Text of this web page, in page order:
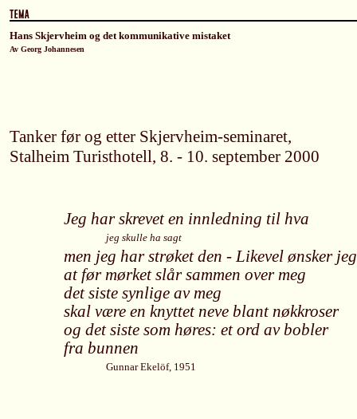
Hans Skjervheim og det kommunikative mistaket
Av Georg Johannesen
Tanker før og etter Skjervheim-seminaret,
Stalheim Turisthotell, 8. - 10. september 2000
Jeg har skrevet en innledning til hva
jeg skulle ha sagt
men jeg har strøket den - Likevel ønsker jeg
at før mørket slår sammen over meg
det siste synlige av meg
skal være en knyttet neve blant nøkkroser
og det siste som høres: et ord av bobler
fra bunnen
Gunnar Ekelöf, 1951